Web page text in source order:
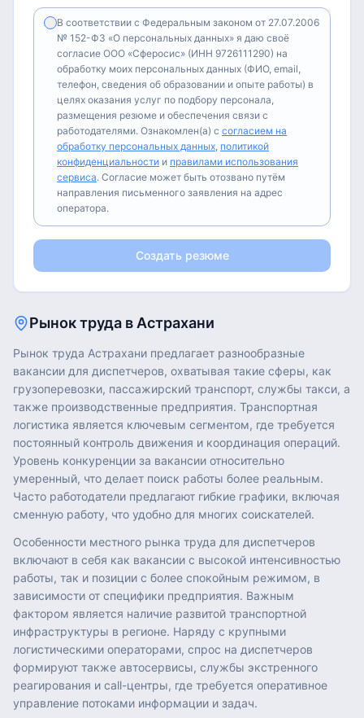
В соответствии с Федеральным законом от 27.07.2006
№ 152-ФЗ «О персональных данных» я даю своё
согласие ООО «Сферосис» (ИНН 9726111290) на
обработку моих персональных данных (ФИО, email,
телефон, сведения об образовании и опыте работы) в
целях оказания услуг по подбору персонала,
размещения резюме и обеспечения связи с
работодателями. Ознакомлен(а) с согласием на
обработку персональных данных, политикой
конфиденциальности и правилами использования
сервиса. Согласие может быть отозвано путём
направления письменного заявления на адрес
оператора.
Создать резюме
Рынок труда в Астрахани
Рынок труда Астрахани предлагает разнообразные
вакансии для диспетчеров, охватывая такие сферы, как
грузоперевозки, пассажирский транспорт, службы такси, а
также производственные предприятия. Транспортная
логистика является ключевым сегментом, где требуется
постоянный контроль движения и координация операций.
Уровень конкуренции за вакансии относительно
умеренный, что делает поиск работы более реальным.
Часто работодатели предлагают гибкие графики, включая
сменную работу, что удобно для многих соискателей.
Особенности местного рынка труда для диспетчеров
включают в себя как вакансии с высокой интенсивностью
работы, так и позиции с более спокойным режимом, в
зависимости от специфики предприятия. Важным
фактором является наличие развитой транспортной
инфраструктуры в регионе. Наряду с крупными
логистическими операторами, спрос на диспетчеров
формируют также автосервисы, службы экстренного
реагирования и call-центры, где требуется оперативное
управление потоками информации и задач.